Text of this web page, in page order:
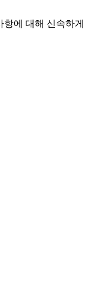
에 대해 신속하게